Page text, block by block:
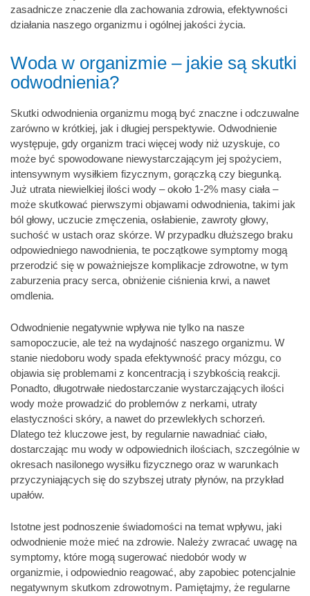
zasadnicze znaczenie dla zachowania zdrowia, efektywności
działania naszego organizmu i ogólnej jakości życia.
Woda w organizmie – jakie są skutki
odwodnienia?
Skutki odwodnienia organizmu mogą być znaczne i odczuwalne
zarówno w krótkiej, jak i długiej perspektywie. Odwodnienie
występuje, gdy organizm traci więcej wody niż uzyskuje, co
może być spowodowane niewystarczającym jej spożyciem,
intensywnym wysiłkiem fizycznym, gorączką czy biegunką.
Już utrata niewielkiej ilości wody – około 1-2% masy ciała –
może skutkować pierwszymi objawami odwodnienia, takimi jak
ból głowy, uczucie zmęczenia, osłabienie, zawroty głowy,
suchość w ustach oraz skórze. W przypadku dłuższego braku
odpowiedniego nawodnienia, te początkowe symptomy mogą
przerodzić się w poważniejsze komplikacje zdrowotne, w tym
zaburzenia pracy serca, obniżenie ciśnienia krwi, a nawet
omdlenia.
Odwodnienie negatywnie wpływa nie tylko na nasze
samopoczucie, ale też na wydajność naszego organizmu. W
stanie niedoboru wody spada efektywność pracy mózgu, co
objawia się problemami z koncentracją i szybkością reakcji.
Ponadto, długotrwałe niedostarczanie wystarczających ilości
wody może prowadzić do problemów z nerkami, utraty
elastyczności skóry, a nawet do przewlekłych schorzeń.
Dlatego też kluczowe jest, by regularnie nawadniać ciało,
dostarczając mu wody w odpowiednich ilościach, szczególnie w
okresach nasilonego wysiłku fizycznego oraz w warunkach
przyczyniających się do szybszej utraty płynów, na przykład
upałów.
Istotne jest podnoszenie świadomości na temat wpływu, jaki
odwodnienie może mieć na zdrowie. Należy zwracać uwagę na
symptomy, które mogą sugerować niedobór wody w
organizmie, i odpowiednio reagować, aby zapobiec potencjalnie
negatywnym skutkom zdrowotnym. Pamiętajmy, że regularne